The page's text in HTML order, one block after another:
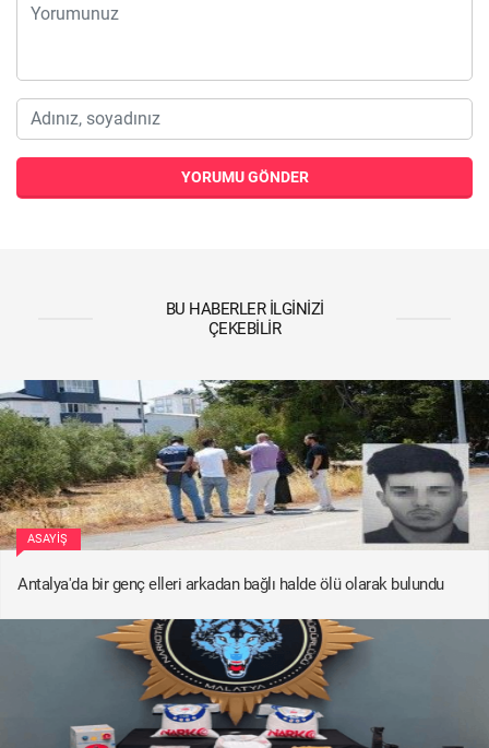
YORUMU GÖNDER
BU HABERLER İLGINIZI
ÇEKEBILIR
ASAYIŞ
Antalya'da bir genç elleri arkadan bağlı halde ölü olarak bulundu